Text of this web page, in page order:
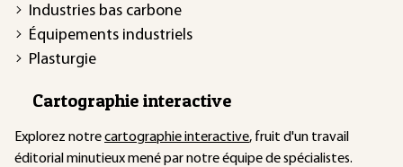
Industries bas carbone
Équipements industriels
Plasturgie
Cartographie interactive
Explorez notrecartographie interactive, fruit d'un travail
éditorial minutieux mené par notre équipe de spécialistes.